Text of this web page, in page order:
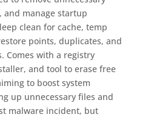
manage startup
clean for cache, temp
points, duplicates, and
Comes with a registry
and tool to erase free
to boost system
up unnecessary files and
malware incident, but